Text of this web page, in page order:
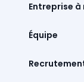
Entreprise à
Équipe